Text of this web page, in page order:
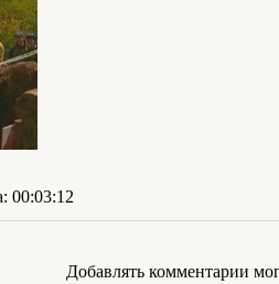
: 00:03:12
Добавлять комментарии